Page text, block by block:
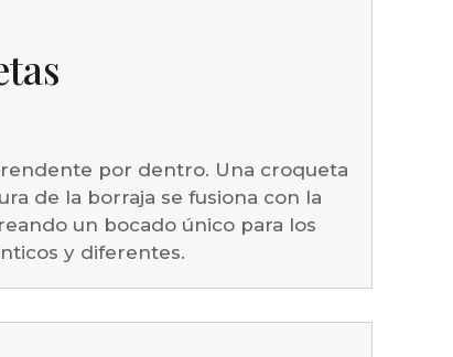
por dentro. Una croqueta
de la borraja se fusiona con la
un bocado único para los
y diferentes.